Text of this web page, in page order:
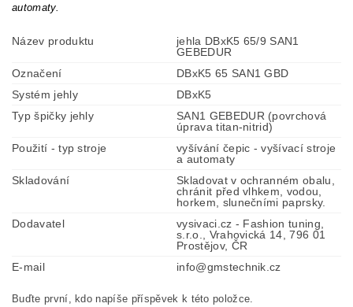
automaty.
Název produktu
jehla DBxK5 65/9 SAN1
GEBEDUR
Označení
DBxK5 65 SAN1 GBD
Systém jehly
DBxK5
Typ špičky jehly
SAN1 GEBEDUR (povrchová
úprava titan-nitrid)
Použití - typ stroje
vyšívání čepic - vyšívací stroje
a automaty
Skladování
Skladovat v ochranném obalu,
chránit před vlhkem, vodou,
horkem, slunečními paprsky.
Dodavatel
vysivaci.cz - Fashion tuning,
s.r.o., Vrahovická 14, 796 01
Prostějov, ČR
E-mail
info@gmstechnik.cz
Buďte první, kdo napíše příspěvek k této položce.